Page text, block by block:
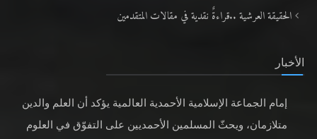
الحقيقة العرشية ..قراءةٌ نقدية في مقالات المتقدمين
الأخبار
إمام الجماعة الإسلامية الأحمدية العالمية يؤكد أن العلم والدين
متلازمان، ويحثّ المسلمين الأحمديين على التفوّق في العلوم